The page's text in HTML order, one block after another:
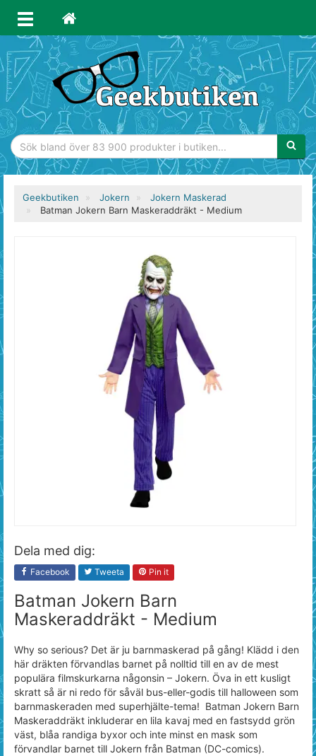
Geekbutiken Jokern
Jokern Maskerad
Batman Jokern Barn Maskeraddräkt - Medium
Dela med dig:
Facebook Tweeta Pin it
Batman Jokern Barn
Maskeraddräkt - Medium
Why so serious? Det är ju barnmaskerad på gång! Klädd i den
här dräkten förvandlas barnet på nolltid till en av de mest
populära filmskurkarna någonsin – Jokern. Öva in ett kusligt
skratt så är ni redo för såväl bus-eller-godis till halloween som
barnmaskeraden med superhjälte-tema! Batman Jokern Barn
Maskeraddräkt inkluderar en lila kavaj med en fastsydd grön
väst, blåa randiga byxor och inte minst en mask som
förvandlar barnet till Jokern från Batman (DC-comics).